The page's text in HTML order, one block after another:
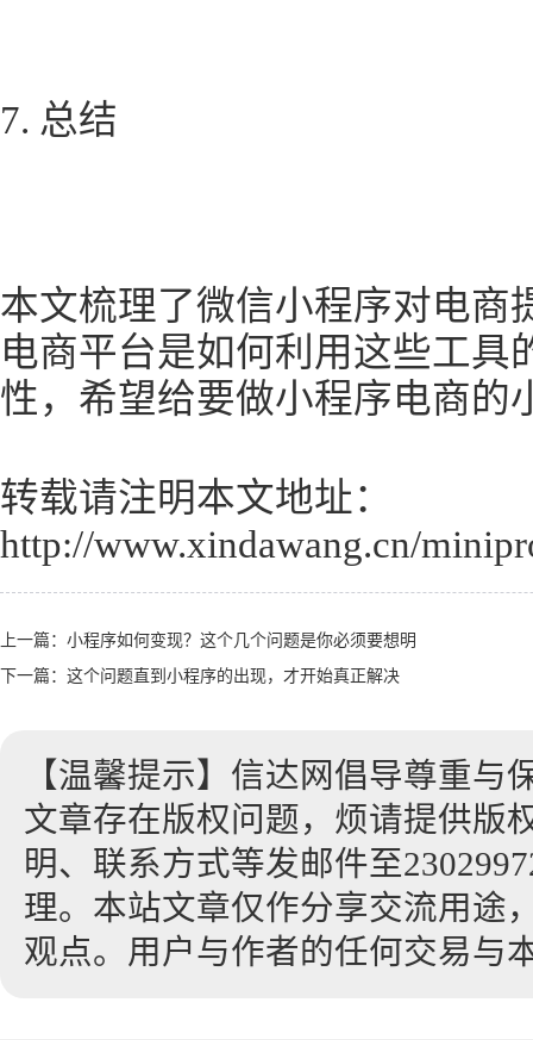
7. 总结
本文梳理了微信小程序对电商
电商平台是如何利用这些工具
性，希望给要做小程序电商的
转载请注明本文地址：
http://www.xindawang.cn/
上一篇： 小程序如何变现？这个几个问题是你必须要想明
下一篇： 这个问题直到小程序的出现，才开始真正解决
【温馨提示】信达网倡导尊重与
文章存在版权问题，烦请提供版
明、联系方式等发邮件至
理。本站文章仅作分享交流用途
观点。用户与作者的任何交易与